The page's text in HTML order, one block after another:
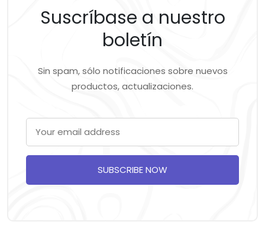
Suscríbase a nuestro
boletín
Sin spam, sólo notificaciones sobre nuevos
productos, actualizaciones.
SUBSCRIBE NOW